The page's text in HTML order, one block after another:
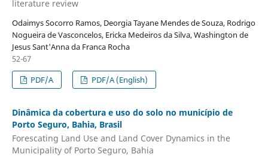
literature review
Odaimys Socorro Ramos, Deorgia Tayane Mendes de Souza, Rodrigo
Nogueira de Vasconcelos, Ericka Medeiros da Silva, Washington de
Jesus Sant'Anna da Franca Rocha
52-67
PDF/A
PDF/A (English)
Dinâmica da cobertura e uso do solo no município de
Porto Seguro, Bahia, Brasil
Forescating Land Use and Land Cover Dynamics in the
Municipality of Porto Seguro, Bahia